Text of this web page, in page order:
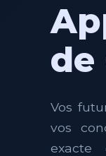
de
Vos
vos
exacte